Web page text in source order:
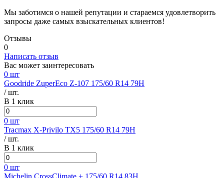
Мы заботимся о нашей репутации и стараемся удовлетворить
запросы даже самых взыскательных клиентов!
Отзывы
0
Написать отзыв
Вас может заинтересовать
0 шт
Goodride ZuperEco Z-107 175/60 R14 79H
/ шт.
В 1 клик
0 шт
Tracmax X-Privilo TX5 175/60 R14 79H
/ шт.
В 1 клик
0 шт
Michelin CrossClimate + 175/60 R14 83H